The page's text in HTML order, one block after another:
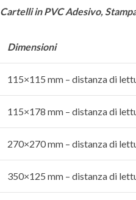
Cartelli in PVC Adesivo,
Dimensioni
115×115 mm – distanza di
115×178 mm – distanza di
270×270 mm – distanza di
350×125 mm – distanza di